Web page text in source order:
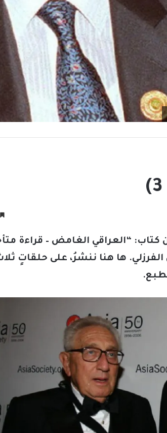
“العراقي الغامض – قراءة
ها هنا ننشرُ، على حلقاتٍ